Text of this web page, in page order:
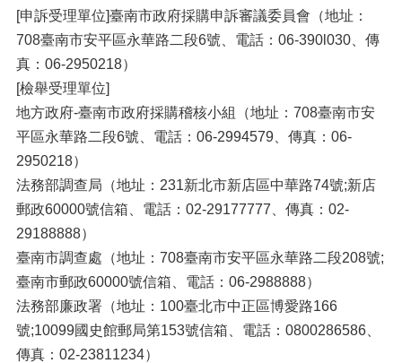
[申訴受理單位]臺南市政府採購申訴審議委員會（地址：
708臺南市安平區永華路二段6號、電話：06-390l030、傳
真：06-2950218）
[檢舉受理單位]
地方政府-臺南市政府採購稽核小組（地址：708臺南市安
平區永華路二段6號、電話：06-2994579、傳真：06-
2950218）
法務部調查局（地址：231新北市新店區中華路74號;新店
郵政60000號信箱、電話：02-29177777、傳真：02-
29188888）
臺南市調查處（地址：708臺南市安平區永華路二段208號;
臺南市郵政60000號信箱、電話：06-2988888）
法務部廉政署（地址：100臺北市中正區博愛路166
號;10099國史館郵局第153號信箱、電話：0800286586、
傳真：02-23811234）